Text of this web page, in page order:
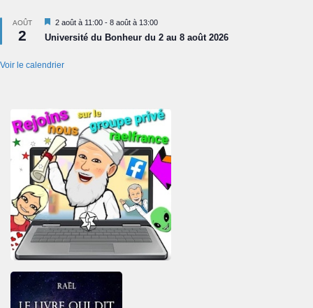
AOÛT
2
Mis
en
avant
2 août à 11:00 - 8 août à 13:00
Université du Bonheur du 2 au 8 août 2026
Voir le calendrier
I
Galerie